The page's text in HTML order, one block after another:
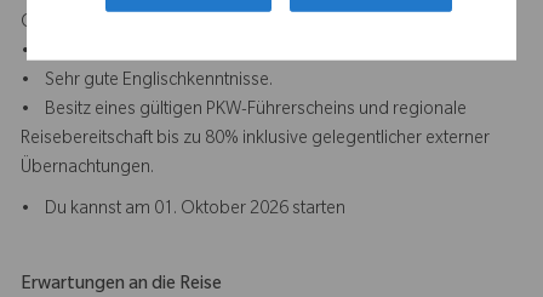
Orthopädie.
• Gute Kenntnisse in MS Office (Excel, PowerPoint, Word).
• Sehr gute Englischkenntnisse.
• Besitz eines gültigen PKW-Führerscheins und regionale
Reisebereitschaft bis zu 80% inklusive gelegentlicher externer
Übernachtungen.
• Du kannst am 01. Oktober 2026 starten
Erwartungen an die Reise